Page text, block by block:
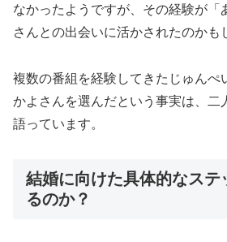
なかったようですが、その経験が「
さんとの出会いに活かされたのかも
複数の番組を経験してきたじゅんぺ
かよさんを選んだという事実は、二
語っています。
結婚に向けた具体的なステ
るのか？